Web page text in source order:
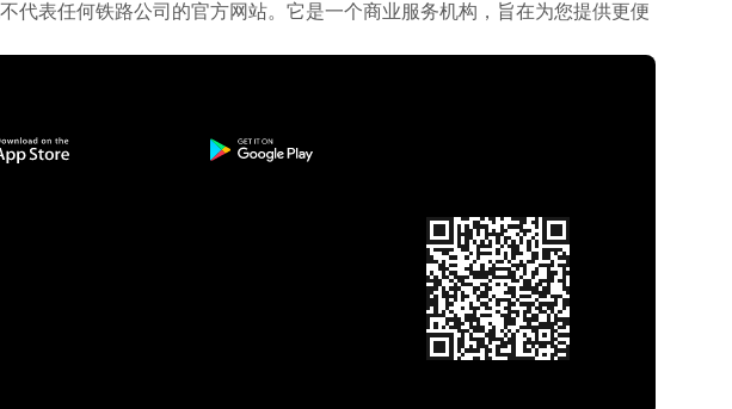
表任何铁路公司的官方网站。它是一个商业服务机构，旨在为您提供更便